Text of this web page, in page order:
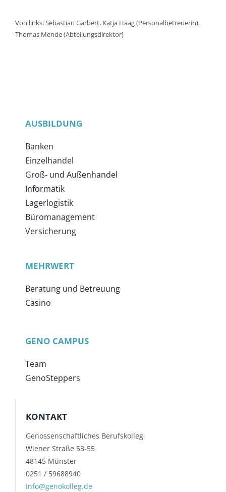
Von links: Sebastian Garbert, Katja Haag (Personalbetreuerin),
Thomas Mende (Abteilungsdirektor)
AUSBILDUNG
Banken
Einzelhandel
Groß- und Außenhandel
Informatik
Lagerlogistik
Büromanagement
Versicherung
MEHRWERT
Beratung und Betreuung
Casino
GENO CAMPUS
Team
GenoSteppers
KONTAKT
Genossenschaftliches Berufskolleg
Wiener Straße 53-55
48145 Münster
0251 / 59688940
info@genokolleg.de